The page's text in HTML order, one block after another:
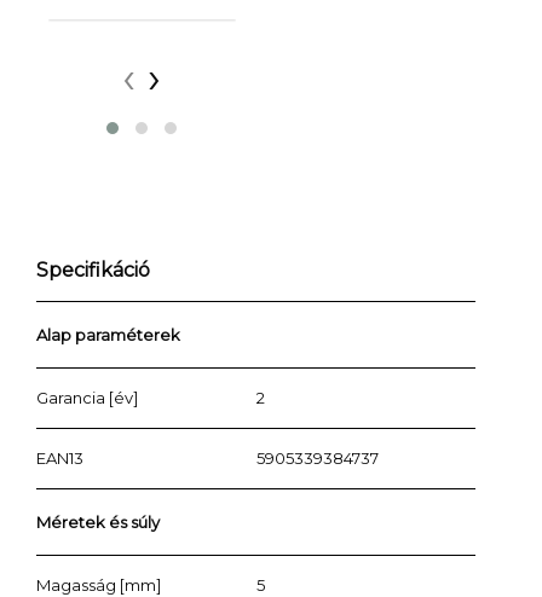
‹ ›
Specifikáció
Alap paraméterek
Garancia [év] 2
EAN13 5905339384737
Méretek és súly
Magasság [mm] 5